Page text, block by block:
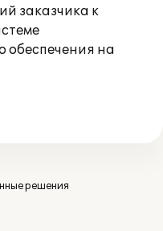
заказчика к
обеспечения на
решения